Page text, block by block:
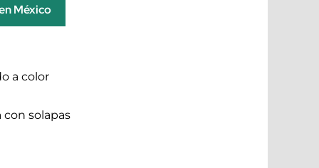
México
a color
solapas